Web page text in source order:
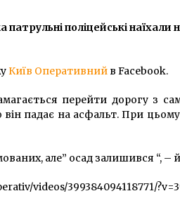
під
місці
дій: яку
патрульні поліцейські
Київ Оперативний в Facebook.
перейти дорогу з
падає на асфальт. При
але” осад залишився “, –
videos/399384094118771/